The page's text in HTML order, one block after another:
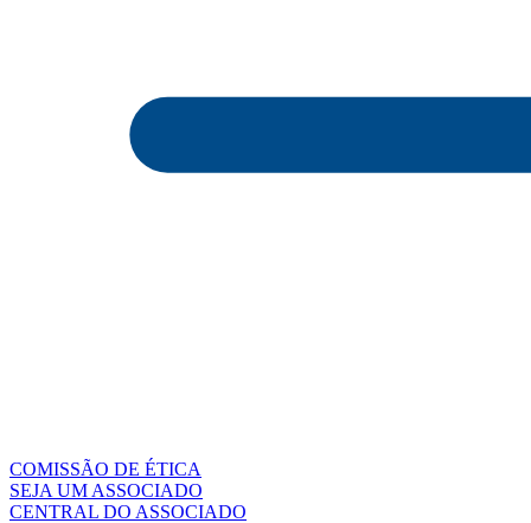
COMISSÃO DE ÉTICA
SEJA UM ASSOCIADO
CENTRAL DO ASSOCIADO